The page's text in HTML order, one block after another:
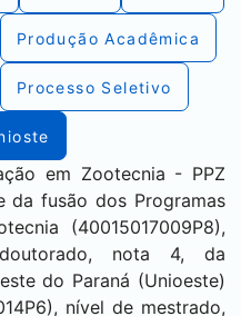
Produção Acadêmica
Processo Seletivo
em Zootecnia - PPZ
da fusão dos Programas
(40015017009P8),
nota 4, da
do Paraná (Unioeste)
nível de mestrado,